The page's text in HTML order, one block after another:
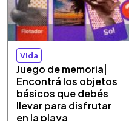
Vida
Juego de memoria|
Encontrá los objetos
básicos que debés
llevar para disfrutar
en la playa